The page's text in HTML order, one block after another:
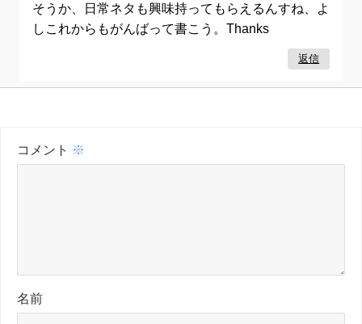
そうか、日常ネタも興味持ってもらえるんすね、よ
しこれからもがんばって書こう。Thanks
返信
コメント ※
名前